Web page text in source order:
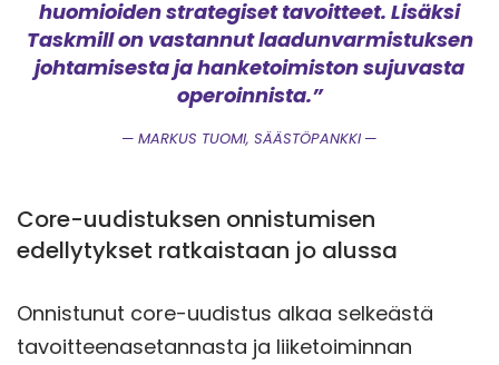
huomioiden strategiset tavoitteet. Lisäksi
Taskmill on vastannut laadunvarmistuksen
johtamisesta ja hanketoimiston sujuvasta
operoinnista.”
MARKUS TUOMI, SÄÄSTÖPANKKI
Core-uudistuksen onnistumisen
edellytykset ratkaistaan jo alussa
Onnistunut core-uudistus alkaa selkeästä
tavoitteenasetannasta ja liiketoiminnan